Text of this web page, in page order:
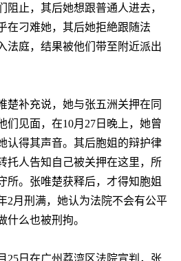
阻止，其后她想跟普通人进去，
在刁难她，其后她拒絶跟随法
法庭，结果被他们带至附近派出
楚补充说，她与张五洲关押在同
们见面，在10月 27 日晚上，她曾
认得其声音。其后胞姐的辩护律
托人告知自己被关押在这里，所
所。张唯楚获释后，才得知胞姐
2月刑满，她认为法院不会有公平
什么也被刑拘。
25 日在广州荔湾区法院宣判，张